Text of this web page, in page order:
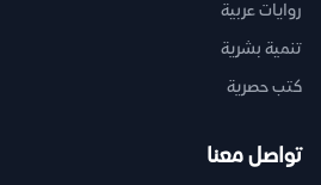
روايات عربية
تنمية بشرية
كتب حصرية
تواصل معنا